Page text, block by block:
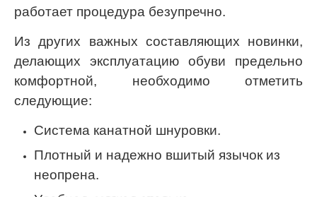
работает процедура безупречно.
Из других важных составляющих новинки,
делающих эксплуатацию обуви предельно
комфортной, необходимо отметить
следующие:
Система канатной шнуровки.
Плотный и надежно вшитый язычок из
неопрена.